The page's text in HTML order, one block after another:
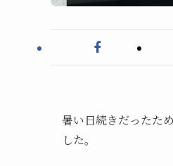
暑い日続きだったた
した。